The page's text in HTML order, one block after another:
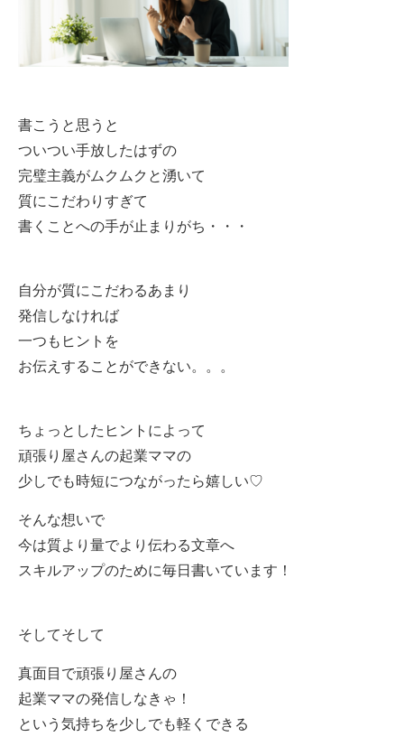
書こうと思うと
ついつい手放したはずの
完璧主義がムクムクと湧いて
質にこだわりすぎて
書くことへの手が止まりがち・・・
自分が質にこだわるあまり
発信しなければ
一つもヒントを
お伝えすることができない。。。
ちょっとしたヒントによって
頑張り屋さんの起業ママの
少しでも時短につながったら嬉しい♡
そんな想いで
今は質より量でより伝わる文章へ
スキルアップのために毎日書いています！
そしてそして
真面目で頑張り屋さんの
起業ママの発信しなきゃ！
という気持ちを少しでも軽くできる